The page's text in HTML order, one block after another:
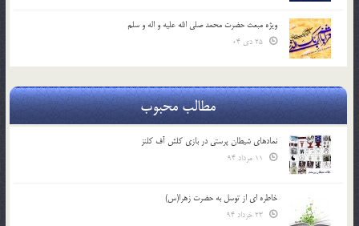
ویژه مبعث حضرت محمد صلی الله علیه و اله و سلم
مطالب محبوب
نمادهای شیطان پرستی در بازی کلش آف کلنز
خاطره ای از توسل به حضرت زهرا(س)